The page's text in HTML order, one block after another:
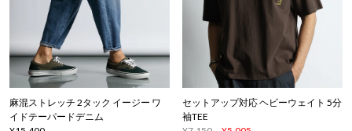
麻混ストレッチ 2タック イージー ワ
イドテーパードデニム
セットアップ対応 ヘビーウェイト 5分
袖TEE